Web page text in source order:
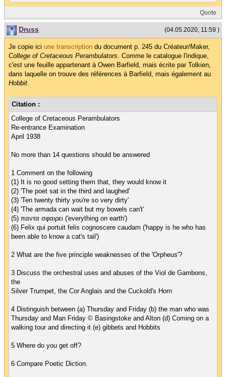
Quote
(04.05.2020, 11:59 )
Druss
Je copie ici une transcription du document p. 245 du Créateur/Maker,
College of Cretaceous Perambulators . Comme le catalogue l'indique,
c'est une feuille appartenant à Owen Barfield, mais écrite par Tolkien,
dans laquelle on trouve des références à Barfield, mais également au
Hobbit
Citation :
College of Cretaceous Perambulators
Re-entrance Examination
April 1938
No more than 14 questions should be answered
1 Comment on the following
(1) It is no good setting them that, they would know it
(2) 'The poet sat in the third and laughed'
(3) 'Ten twenty thirty you're so very dirty'
(4) 'The armada can wait but my bowels can't'
(5) παντα σφαιρει ('everything on earth')
(6) Felix qui portuit felis cognoscere caudam ('happy is he who has
been able to know a cat's tail')
2 What are the five principle weaknesses of the 'Orpheus'?
3 Discuss the orchestral uses and abuses of the Viol de Gambons,
the
Silver Trumpet, the Cor Anglais and the Cuckold's Horn
4 Distinguish between (a) Thursday and Friday (b) the man who was
Thursday and Man Friday © Basingstoke and Alton (d) Coming on a
walking tour and directing it (e) gibbets and Hobbits
5 Where do you get off?
6 Compare Poetic Diction.